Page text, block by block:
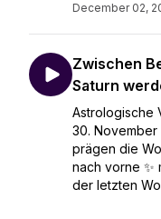
December 02,
Zwischen
Saturn
Astrologische
30. November
prägen die
nach vorne ✨
der letzten